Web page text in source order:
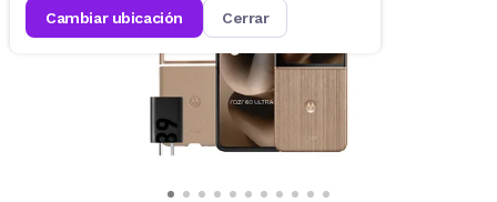
cambiar ubicación cerrar